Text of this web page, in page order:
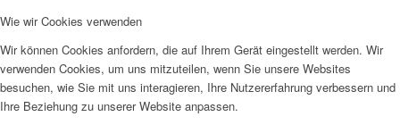
Wie wir Cookies verwenden
Wir können Cookies anfordern, die auf Ihrem Gerät eingestellt werden. Wir
verwenden Cookies, um uns mitzuteilen, wenn Sie unsere Websites
besuchen, wie Sie mit uns interagieren, Ihre Nutzererfahrung verbessern und
Ihre Beziehung zu unserer Website anpassen.